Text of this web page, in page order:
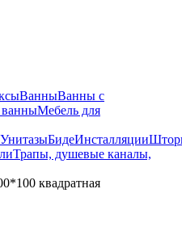
ВанныВанны с
ванныМебель для
УнитазыБидеИнсталляции
Трапы, душевые каналы,
квадратная